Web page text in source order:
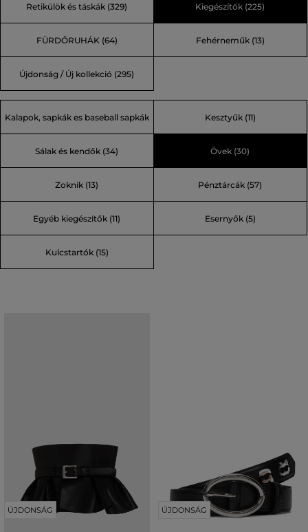
Retikülök és táskák (329) Kiegészítők (225)
FÜRDŐRUHÁK (64) Fehérneműk (13)
Újdonság / Új kollekció (295)
Kalapok, sapkák es baseball sapkák
(51)
Kesztyűk (11)
Sálak és kendők (34) Övek (30)
Zoknik (13) Pénztárcák (57)
Egyéb kiegészítők (11) Esernyők (5)
Kulcstartók (15)
ÚJDONSÁG ÚJDONSÁG